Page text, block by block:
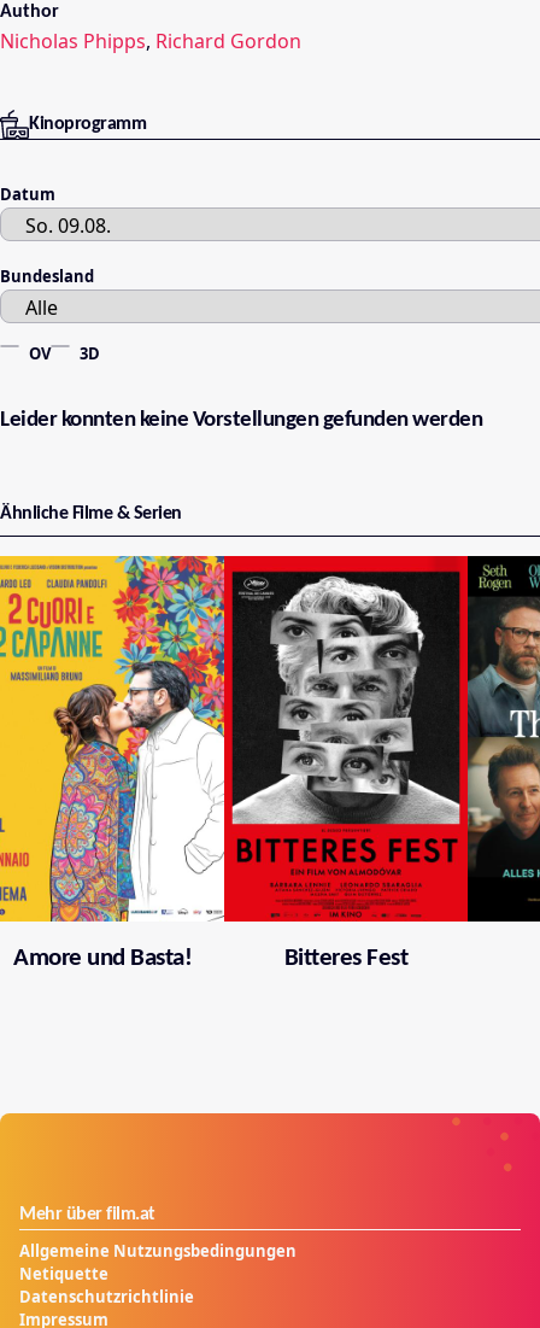
Author
Nicholas Phipps, Richard Gordon
Kinoprogramm
Datum
Bundesland
OV 3D
Leider konnten keine Vorstellungen gefunden werden
Ähnliche Filme & Serien
Amore und Basta! Bitteres Fest
Mehr über film.at
Allgemeine Nutzungsbedingungen
Netiquette
Datenschutzrichtlinie
Impressum